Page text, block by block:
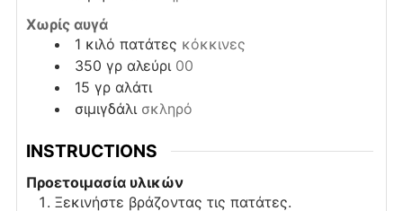
Χωρίς αυγά
1 κιλό πατάτες κόκκινες
350 γρ αλεύρι 00
15 γρ αλάτι
σιμιγδάλι σκληρό
INSTRUCTIONS
Προετοιμασία υλικών
Ξεκινήστε βράζοντας τις πατάτες.